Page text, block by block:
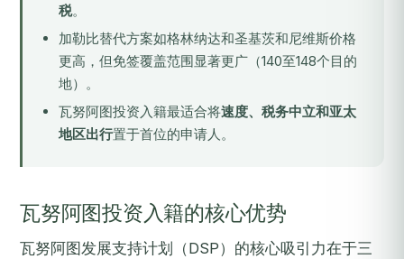
税。
加勒比替代方案如格林纳达和圣基茨和尼维斯价格
更高，但免签覆盖范围显著更广（140至148个目的
地）。
瓦努阿图投资入籍最适合将速度、税务中立和亚太
地区出行置于首位的申请人。
瓦努阿图投资入籍的核心优势
瓦努阿图发展支持计划（DSP）的核心吸引力在于三